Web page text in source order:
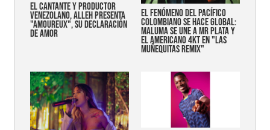
EL CANTANTE Y PRODUCTOR
VENEZOLANO, ALLEH PRESENTA
"AMOUREUX", SU DECLARACIÓN
DE AMOR
EL FENÓMENO DEL PACÍFICO
COLOMBIANO SE HACE GLOBAL:
MALUMA SE UNE A MR PLATA Y
EL AMERICANO 4KT EN "LAS
MUÑEQUITAS REMIX"